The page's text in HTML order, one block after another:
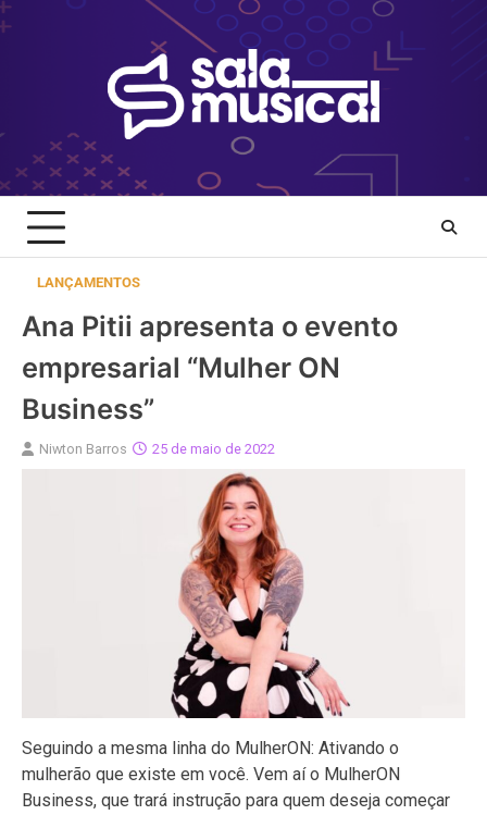
Skip
to
LANÇAMENTOS
Ana Pitii apresenta o evento
empresarial “Mulher ON
Business”
Niwton Barros 25 de maio de 2022
Seguindo a mesma linha do MulherON: Ativando o
mulherão que existe em você. Vem aí o MulherON
Business, que trará instrução para quem deseja começar